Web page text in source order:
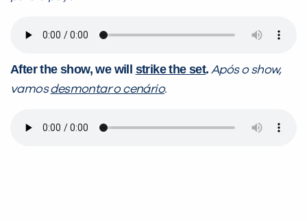
After the show, we will strike the set. Após o show,
vamosdesmontar o cenário.